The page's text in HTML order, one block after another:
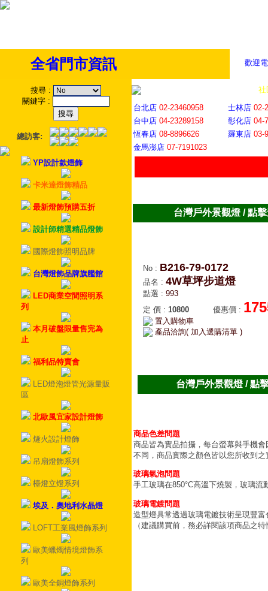
歡迎
全省門市資訊
搜尋 :
關鍵字 :
總訪客:
YP設計款燈飾
卡米達燈飾精品
最新燈飾預購五折
設計師精選精品燈飾
國際燈飾照明品牌
台灣燈飾品牌旗艦館
LED商業空間照明系
列
本月破盤限量售完為
止
福利品特賣會
LED燈泡燈管光源量販
區
北歐風宜家設計燈飾
燧火設計燈飾
吊扇燈飾系列
檯燈立燈系列
埃及．奧地利水晶燈
LOFT工業風燈飾系列
歐美蠟燭情境燈飾系
列
歐美全銅燈飾系列
社
台北店 02-23460958 士林店 02-
台中店 04-23289158 彰化店 04-
恆春店 08-8896626 羅東店 03-
金馬澎店 07-7191023
台灣戶外景觀燈 / 點
No : B216-79-0172
品名 : 4W草坪步道燈
點選 : 993
定 價 : 10800 優惠價 :
置入購物車
產品洽詢( 加入選購清單 )
台灣戶外景觀燈 / 點
商品色差問題
商品皆為實品拍攝，每台螢幕與手機
不同，商品實際之顏色皆以您所收到之
玻璃氣泡問題
手工玻璃在850°C高溫下燒製，玻璃
玻璃電鍍問題
造型燈具常透過玻璃電鍍技術呈現豐
（建議購買前，務必詳閱該項商品之